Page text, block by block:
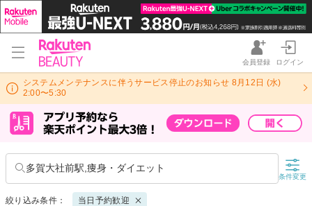
会員登録 ログイン
システムメンテナンスに伴うサービス停止のお知らせ 8月12日 (水)
2:00〜5:30
多賀大社前駅,痩身・ダイエット
条件変更
絞り込み条件： 当日予約歓迎